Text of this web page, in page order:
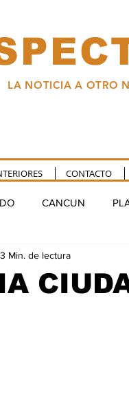
LA NOTICIA A OTRO
CONTACTO
CANCUN
FELIPE CARRILLO
3 Min. de lectura